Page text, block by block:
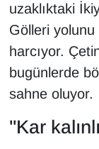
uzaklıktaki
Gölleri
harcıyor.
bugünlerde
sahne oluyor.
"Kar
MEDYA
ONE
Resmi